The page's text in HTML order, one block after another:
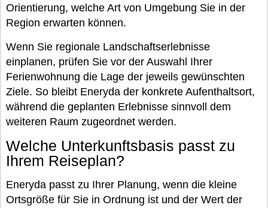
Orientierung, welche Art von Umgebung Sie in der
Region erwarten können.
Wenn Sie regionale Landschaftserlebnisse
einplanen, prüfen Sie vor der Auswahl Ihrer
Ferienwohnung die Lage der jeweils gewünschten
Ziele. So bleibt Eneryda der konkrete Aufenthaltsort,
während die geplanten Erlebnisse sinnvoll dem
weiteren Raum zugeordnet werden.
Welche Unterkunftsbasis passt zu
Ihrem Reiseplan?
Eneryda passt zu Ihrer Planung, wenn die kleine
Ortsgröße für Sie in Ordnung ist und der Wert der